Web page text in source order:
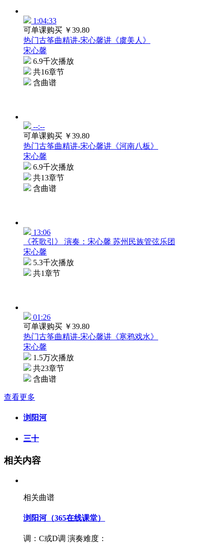
1:04:33
可单课购买 ￥39.80
热门古筝曲精讲-宋心馨讲《虞美人》
宋心馨
6.9千次播放
共16章节
含曲谱
--:--
可单课购买 ￥39.80
热门古筝曲精讲-宋心馨讲《河南八板》
宋心馨
6.9千次播放
共13章节
含曲谱
13:06
《苍歌引》 演奏：宋心馨 苏州民族管弦乐团
宋心馨
5.3千次播放
共1章节
01:26
可单课购买 ￥39.80
热门古筝曲精讲-宋心馨讲《寒鸦戏水》
宋心馨
1.5万次播放
共23章节
含曲谱
查看更多
浏阳河
三十
相关内容
相关曲谱
浏阳河（365在线课堂）
调：C或D调 演奏难度：